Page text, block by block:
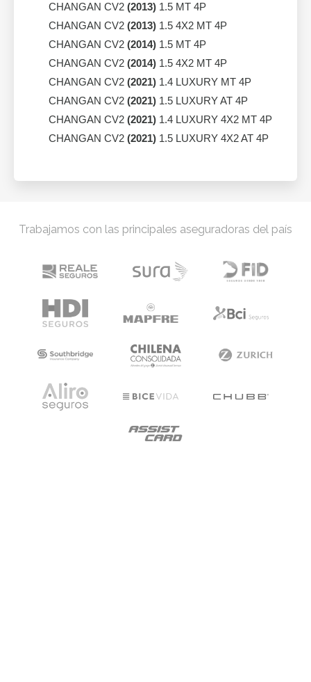
CHANGAN CV2 (2013) 1.5 MT 4P
CHANGAN CV2 (2013) 1.5 4X2 MT 4P
CHANGAN CV2 (2014) 1.5 MT 4P
CHANGAN CV2 (2014) 1.5 4X2 MT 4P
CHANGAN CV2 (2021) 1.4 LUXURY MT 4P
CHANGAN CV2 (2021) 1.5 LUXURY AT 4P
CHANGAN CV2 (2021) 1.4 LUXURY 4X2 MT 4P
CHANGAN CV2 (2021) 1.5 LUXURY 4X2 AT 4P
Trabajamos con las principales aseguradoras del país